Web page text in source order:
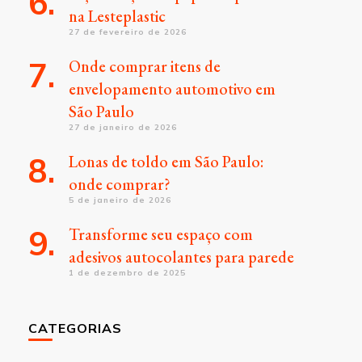
na Lesteplastic
27 de fevereiro de 2026
Onde comprar itens de
envelopamento automotivo em
São Paulo
27 de janeiro de 2026
Lonas de toldo em São Paulo:
onde comprar?
5 de janeiro de 2026
Transforme seu espaço com
adesivos autocolantes para parede
1 de dezembro de 2025
CATEGORIAS